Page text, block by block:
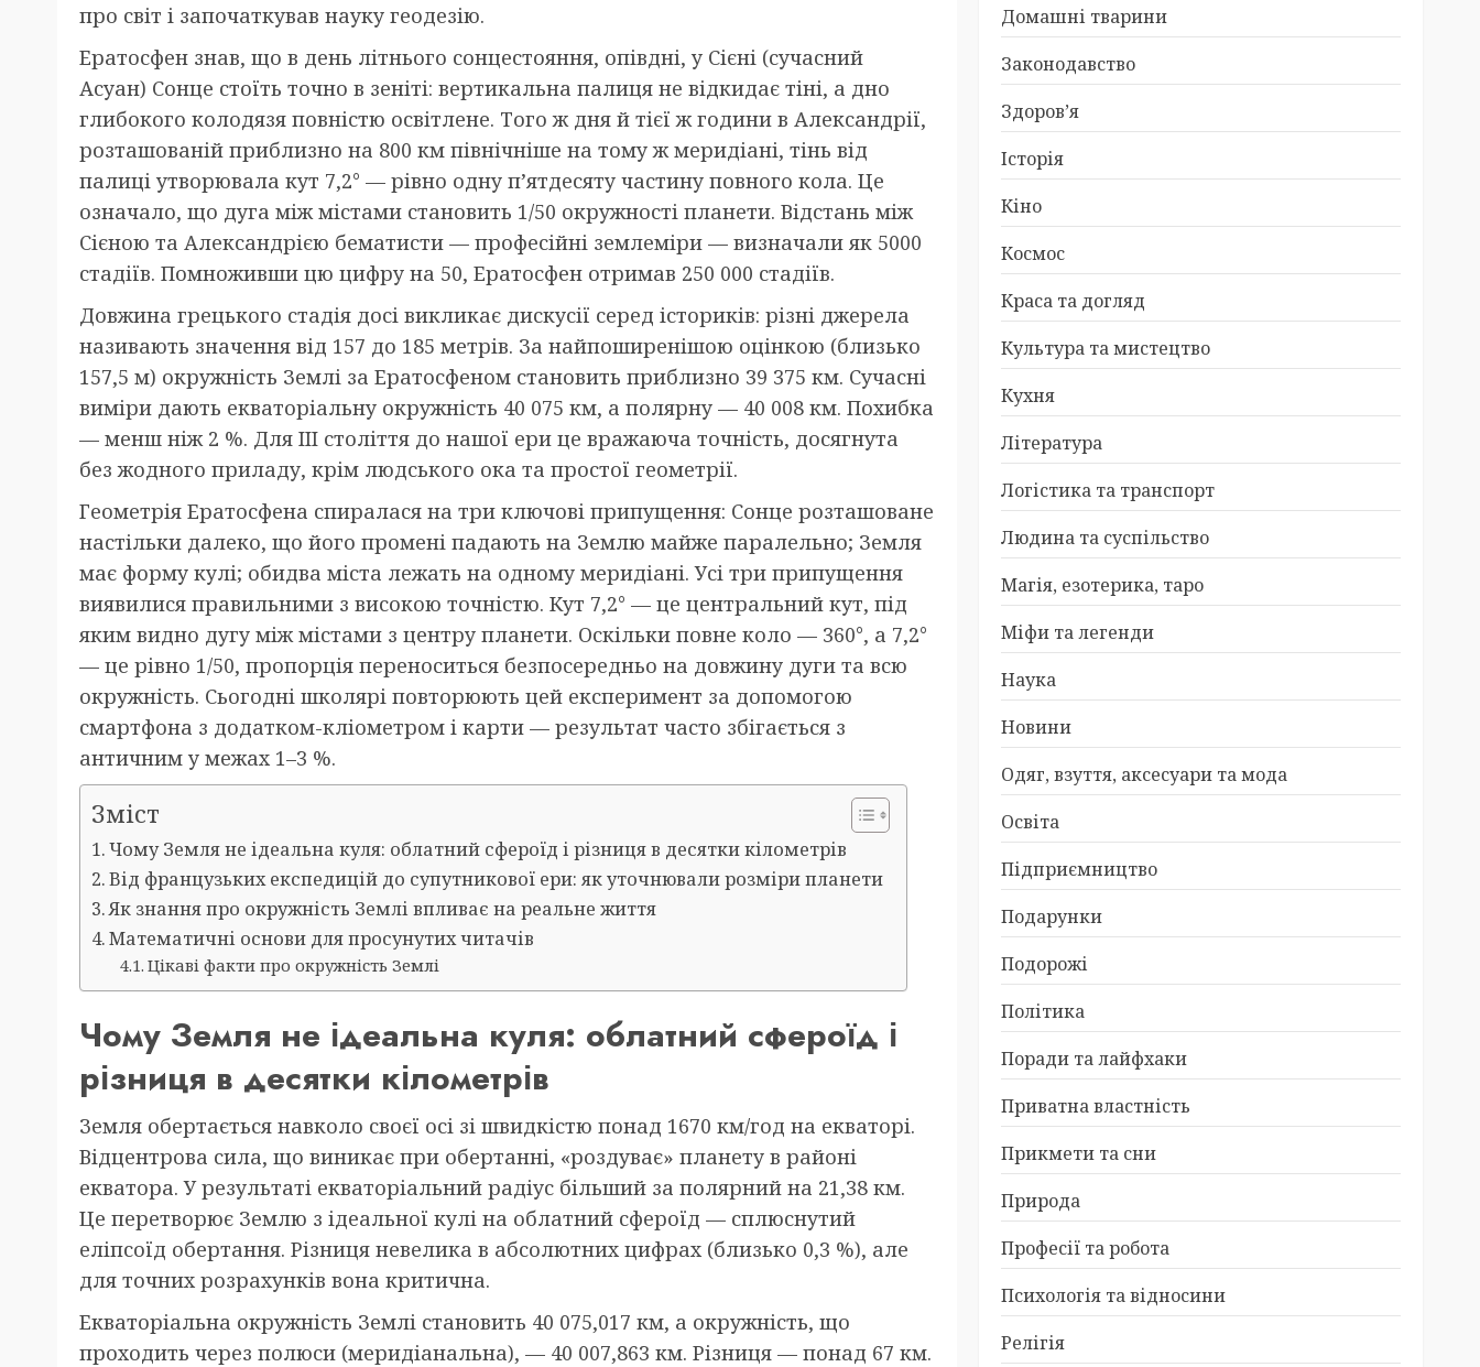
про світ і започаткував науку геодезію.
Ератосфен знав, що в день літнього сонцестояння, опівдні, у Сієні (сучасний
Асуан) Сонце стоїть точно в зеніті: вертикальна палиця не відкидає тіні, а дно
глибокого колодязя повністю освітлене. Того ж дня й тієї ж години в Александрії,
розташованій приблизно на 800 км північніше на тому ж меридіані, тінь від
палиці утворювала кут 7,2° — рівно одну п’ятдесяту частину повного кола. Це
означало, що дуга між містами становить 1/50 окружності планети. Відстань між
Сієною та Александрією бематисти — професійні землеміри — визначали як 5000
стадіїв. Помноживши цю цифру на 50, Ератосфен отримав 250 000 стадіїв.
Довжина грецького стадія досі викликає дискусії серед істориків: різні джерела
називають значення від 157 до 185 метрів. За найпоширенішою оцінкою (близько
157,5 м) окружність Землі за Ератосфеном становить приблизно 39 375 км. Сучасні
виміри дають екваторіальну окружність 40 075 км, а полярну — 40 008 км. Похибка
— менш ніж 2 %. Для III століття до нашої ери це вражаюча точність, досягнута
без жодного приладу, крім людського ока та простої геометрії.
Геометрія Ератосфена спиралася на три ключові припущення: Сонце розташоване
настільки далеко, що його промені падають на Землю майже паралельно; Земля
має форму кулі; обидва міста лежать на одному меридіані. Усі три припущення
виявилися правильними з високою точністю. Кут 7,2° — це центральний кут, під
яким видно дугу між містами з центру планети. Оскільки повне коло — 360°, а 7,2°
— це рівно 1/50, пропорція переноситься безпосередньо на довжину дуги та всю
окружність. Сьогодні школярі повторюють цей експеримент за допомогою
смартфона з додатком-кліометром і карти — результат часто збігається з
античним у межах 1–3 %.
Зміст
Чому Земля не ідеальна куля: облатний сфероїд і різниця в десятки кілометрів
Від французьких експедицій до супутникової ери: як уточнювали розміри планети
Як знання про окружність Землі впливає на реальне життя
Математичні основи для просунутих читачів
Цікаві факти про окружність Землі
Чому Земля не ідеальна куля: облатний сфероїд і
різниця в десятки кілометрів
Земля обертається навколо своєї осі зі швидкістю понад 1670 км/год на екваторі.
Відцентрова сила, що виникає при обертанні, «роздуває» планету в районі
екватора. У результаті екваторіальний радіус більший за полярний на 21,38 км.
Це перетворює Землю з ідеальної кулі на облатний сфероїд — сплюснутий
еліпсоїд обертання. Різниця невелика в абсолютних цифрах (близько 0,3 %), але
для точних розрахунків вона критична.
Екваторіальна окружність Землі становить 40 075,017 км, а окружність, що
проходить через полюси (меридіанальна), — 40 007,863 км. Різниця — понад 67 км.
Домашні тварини
Законодавство
Здоров’я
Історія
Кіно
Космос
Краса та догляд
Культура та мистецтво
Кухня
Література
Логістика та транспорт
Людина та суспільство
Магія, езотерика, таро
Міфи та легенди
Наука
Новини
Одяг, взуття, аксесуари та мода
Освіта
Підприємництво
Подарунки
Подорожі
Політика
Поради та лайфхаки
Приватна властність
Прикмети та сни
Природа
Професії та робота
Психологія та відносини
Релігія